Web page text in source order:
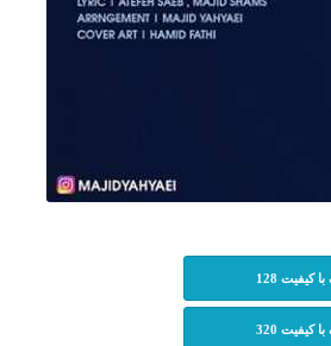
کیفیت 128
کیفیت 320